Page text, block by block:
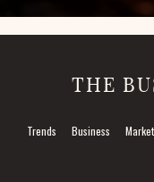
THE
Trends Business